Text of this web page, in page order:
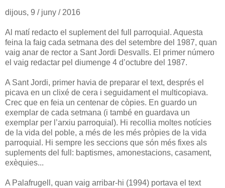
dijous, 9 / juny / 2016
Al matí redacto el suplement del full parroquial. Aquesta
feina la faig cada setmana des del setembre del 1987, quan
vaig anar de rector a Sant Jordi Desvalls. El primer número
el vaig redactar pel diumenge 4 d’octubre del 1987.
A Sant Jordi, primer havia de preparar el text, després el
picava en un clixé de cera i seguidament el multicopiava.
Crec que en feia un centenar de còpies. En guardo un
exemplar de cada setmana (i també en guardava un
exemplar per l’arxiu parroquial). Hi recollia moltes notícies
de la vida del poble, a més de les més pròpies de la vida
parroquial. Hi sempre les seccions que són més fixes als
suplements del full: baptismes, amonestacions, casament,
exèquies...
A Palafrugell, quan vaig arribar-hi (1994) portava el text